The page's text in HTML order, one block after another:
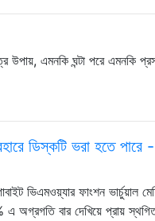
উপায়, এমনকি ঘন্টা পরে এমনকি
ডিস্কটি ভরা হতে
ভিএমওয়্যার ফাংশন ভার্চুয়াল
এ অগ্রগতি বার দেখিয়ে প্রায়